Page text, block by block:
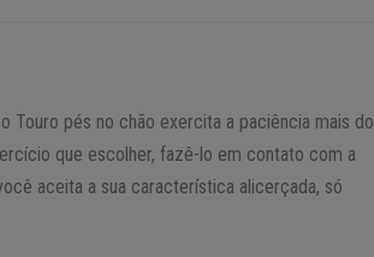
Touro pés no chão exercita a paciência mais do
que escolher, fazê-lo em contato com a
aceita a sua característica alicerçada, só